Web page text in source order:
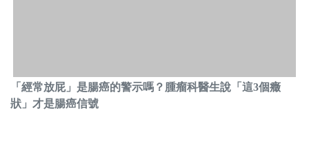
「經常放屁」是腸癌的警示嗎？腫瘤科醫生說「這3個癥
狀」才是腸癌信號